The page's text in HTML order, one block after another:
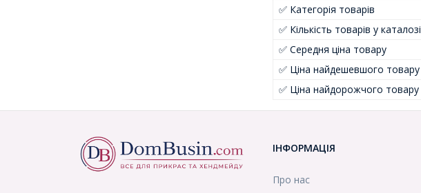
✅ Категорія товарів
✅ Кількість товарів у каталозі
✅ Середня ціна товару
✅ Ціна найдешевшого товару
✅ Ціна найдорожчого товару
ІНФОРМАЦІЯ
Про нас